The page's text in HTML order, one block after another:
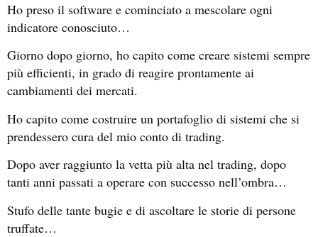
Ho preso il software e cominciato a mescolare ogni
indicatore conosciuto…
Giorno dopo giorno, ho capito come creare sistemi sempre
più efficienti, in grado di reagire prontamente ai
cambiamenti dei mercati.
Ho capito come costruire un portafoglio di sistemi che si
prendessero cura del mio conto di trading.
Dopo aver raggiunto la vetta più alta nel trading, dopo
tanti anni passati a operare con successo nell’ombra…
Stufo delle tante bugie e di ascoltare le storie di persone
truffate…